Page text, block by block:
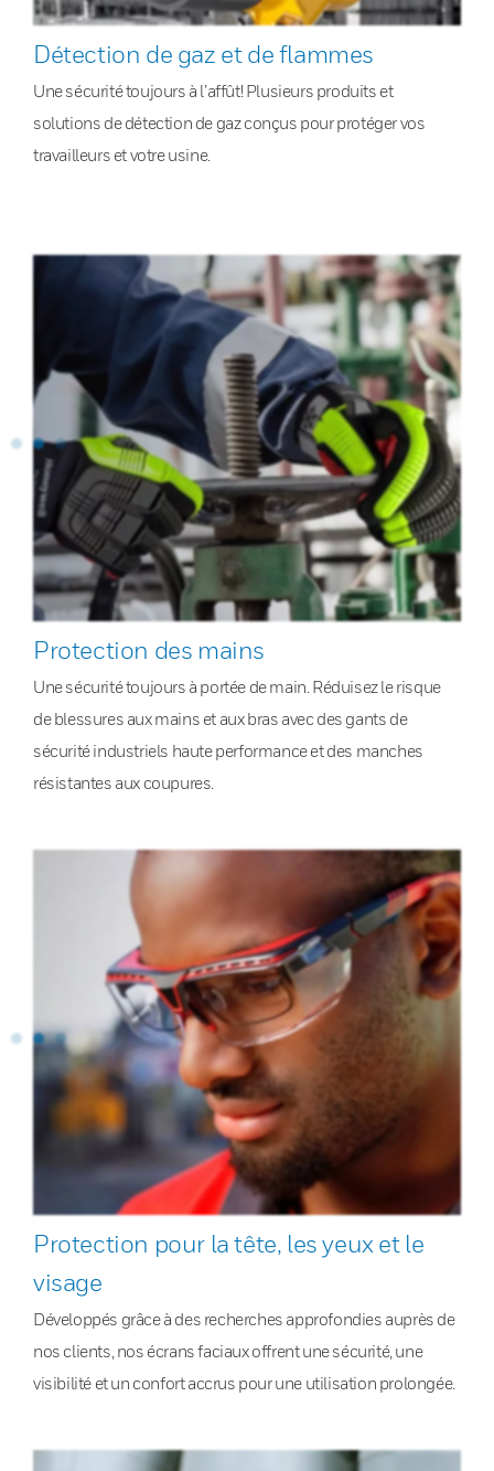
Détection de gaz et de flammes
Une sécurité toujours à l’affût! Plusieurs produits et
solutions de détection de gaz conçus pour protéger vos
travailleurs et votre usine.
Protection des mains
Une sécurité toujours à portée de main. Réduisez le risque
de blessures aux mains et aux bras avec des gants de
sécurité industriels haute performance et des manches
résistantes aux coupures.
Protection pour la tête, les yeux et le
visage
Développés grâce à des recherches approfondies auprès de
nos clients, nos écrans faciaux offrent une sécurité, une
visibilité et un confort accrus pour une utilisation prolongée.